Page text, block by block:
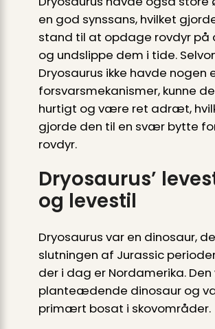
en god synssans, hvilket
stand til at opdage rovdyr på
og undslippe dem i tide.
Dryosaurus ikke havde nogen
forsvarsmekanismer, kunne
hurtigt og være ret adræt,
gjorde den til en svær bytte
rovdyr.
Dryosaurus’
og levestil
Dryosaurus var en dinosaur,
slutningen af Jurassic
der i dag er Nordamerika. Den
planteædende dinosaur og
primært bosat i skovområder.